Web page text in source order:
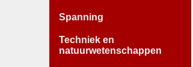
Spanning
Techniek en
natuurwetenschappen